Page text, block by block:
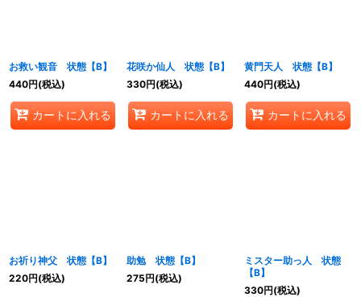
お救い観音 状態【B】
440円(税込)
カートに入れる
花咲か仙人 状態【B】
330円(税込)
カートに入れる
黄門天人 状態【B】
440円(税込)
カートに入れる
お祈り神父 状態【B】
220円(税込)
助勉 状態【B】
275円(税込)
ミスター助っ人 状態
【B】
330円(税込)